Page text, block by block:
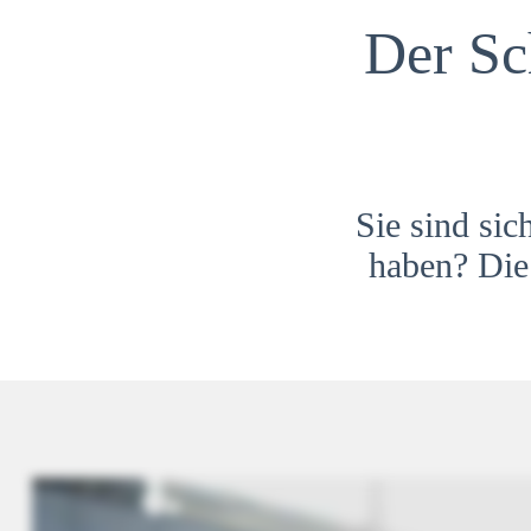
Der
Sie sind
haben?